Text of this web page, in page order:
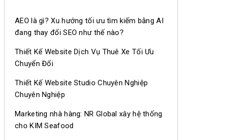
AEO là gì? Xu hướng tối ưu tìm kiếm bằng AI
đang thay đổi SEO như thế nào?
Thiết Kế Website Dịch Vụ Thuê Xe Tối Ưu
Chuyển Đổi
Thiết Kế Website Studio Chuyên Nghiệp
Chuyên Nghiệp
Marketing nhà hàng: NR Global xây hệ thống
cho KIM Seafood